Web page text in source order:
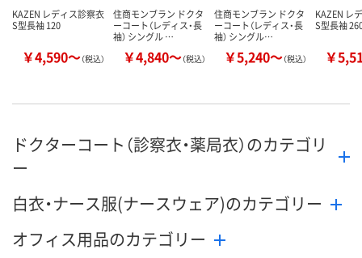
KAZEN レディス診察衣
S型長袖 120
￥4,590～（税込）
住商モンブラン ドクタ
ーコート（レディス・長
袖） シングル …
￥4,840～（税込）
住商モンブラン ドクタ
ーコート（レディス・長
袖） シングル…
￥5,240～（税込）
KAZEN レ
S型長袖
￥
ドクターコート（診察衣・薬局衣）のカテゴリ
ー
白衣・ナース服(ナースウェア)のカテゴリー
オフィス用品のカテゴリー